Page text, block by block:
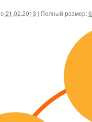
21.02.2013 | Полный размер: